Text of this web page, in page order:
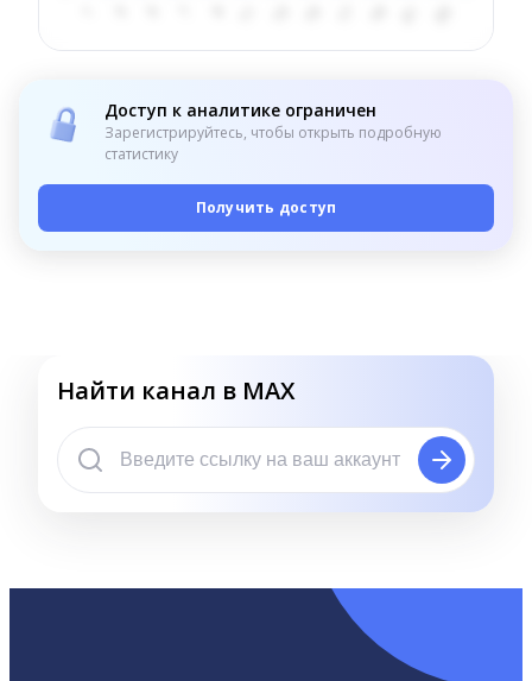
Доступ к аналитике ограничен
Зарегистрируйтесь, чтобы открыть подробную
статистику
Получить доступ
Найти канал в MAX